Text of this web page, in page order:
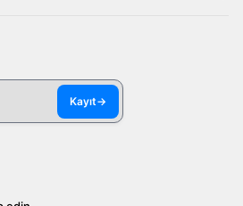
Kayıt→